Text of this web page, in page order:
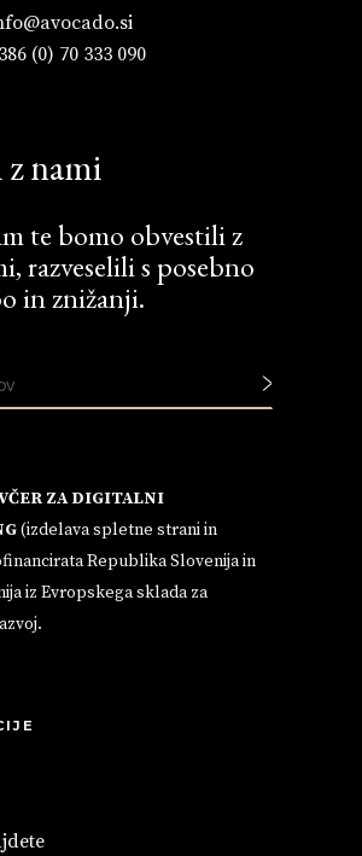
(0) 70 333 090
nami
te bomo obvestili z
razveselili s posebno
in znižanji.
ZA DIGITALNI
(izdelava spletne strani in
Republika Slovenija in
iz Evropskega sklada za